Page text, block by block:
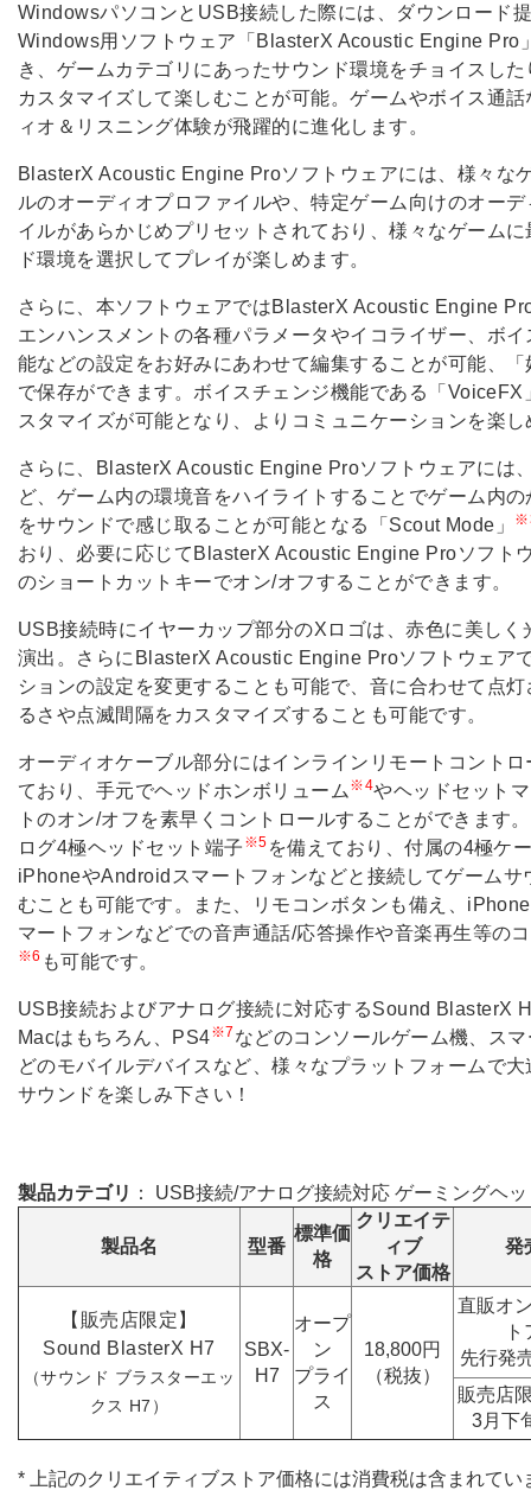
WindowsパソコンとUSB接続した際には、ダウンロード
Windows用ソフトウェア「BlasterX Acoustic Engine Pro
き、ゲームカテゴリにあったサウンド環境をチョイスし
カスタマイズして楽しむことが可能。ゲームやボイス通
ィオ＆リスニング体験が飛躍的に進化します。
BlasterX Acoustic Engine Proソフトウェアには、様々な
ルのオーディオプロファイルや、特定ゲーム向けのオー
イルがあらかじめプリセットされており、様々なゲーム
ド環境を選択してプレイが楽しめます。
さらに、本ソフトウェアではBlasterX Acoustic Engine
エンハンスメントの各種パラメータやイコライザー、ボ
能などの設定をお好みにあわせて編集することが可能、
で保存ができます。ボイスチェンジ機能である「VoiceFX
スタマイズが可能となり、よりコミュニケーションを楽し
さらに、BlasterX Acoustic Engine Proソフトウェアには
ど、ゲーム内の環境音をハイライトすることでゲーム内
をサウンドで感じ取ることが可能となる「Scout Mode」
おり、必要に応じてBlasterX Acoustic Engine Proソフト
のショートカットキーでオン/オフすることができます。
USB接続時にイヤーカップ部分のXロゴは、赤色に美しく
演出。さらにBlasterX Acoustic Engine Proソフトウェア
ションの設定を変更することも可能で、音に合わせて点
るさや点滅間隔をカスタマイズすることも可能です。
オーディオケーブル部分にはインラインリモートコント
ており、手元でヘッドホンボリューム※4やヘッドセット
トのオン/オフを素早くコントロールすることができます
ログ4極ヘッドセット端子 ※5 を備えており、付属の4極ケ
iPhoneやAndroidスマートフォンなどと接続してゲームサ
むことも可能です。また、リモコンボタンも備え、
マートフォンなどでの音声通話/応答操作や音楽再生等の
※6 も可能です。
USB接続およびアナログ接続に対応するSound BlasterX
Macはもちろん、PS4※7 などのコンソールゲーム機、ス
どのモバイルデバイスなど、様々なプラットフォームで
サウンドを楽しみ下さい！
製品カテゴリ ： USB接続/アナログ接続対応 ゲーミングヘ
製品名 型番
標準価
格
クリエイテ
ィブ
ストア価格
発
【販売店限定】
Sound BlasterX H7
（サウンド ブラスターエッ
クス H7）
SBX-
H7
オープ
ン
プライ
ス
18,800円
（税抜）
直販オ
先行発
販売店
3月下
* 上記のクリエイティブストア価格には消費税は含まれてい